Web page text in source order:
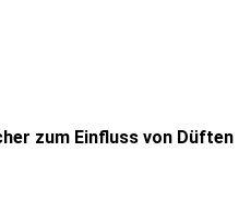
zum Einfluss von Düften